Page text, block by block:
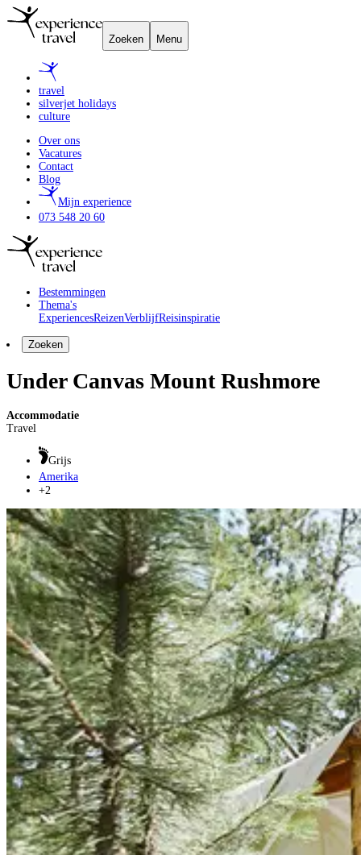
Zoeken Menu
travel
silverjet holidays
culture
Over ons
Vacatures
Contact
Blog
Mijn experience
073 548 20 60
Bestemmingen
Thema's
ExperiencesReizenVerblijfReisinspiratie
Zoeken
Under Canvas Mount Rushmore
Accommodatie
Travel
Grijs
Amerika
+2